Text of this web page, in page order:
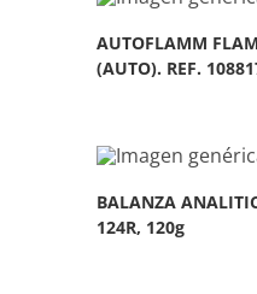
AUTOFLAMM
(AUTO). REF.
BALANZA
124R, 120g